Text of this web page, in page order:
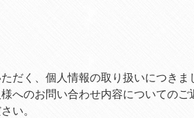
だく、個人情報の取り扱いにつきま
へのお問い合わせ内容についての
い。